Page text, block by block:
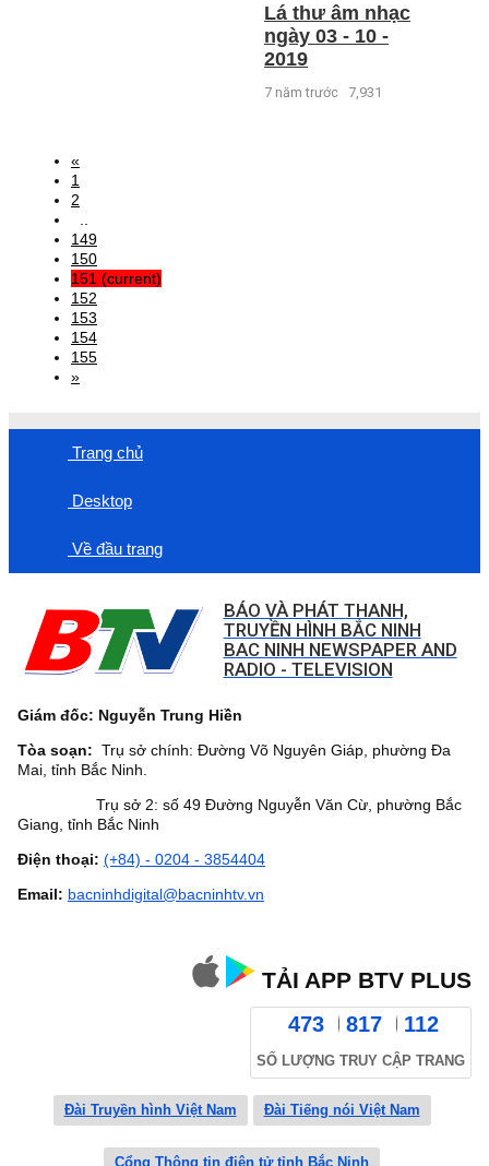
Lá thư âm nhạc
ngày 03 - 10 -
2019
7 năm trước 7,931
«
1
2
149
150
151 (current)
152
153
154
155
»
Trang chủ
Desktop
Về đầu trang
BÁO VÀ PHÁT THANH,
TRUYỀN HÌNH BẮC NINH
BAC NINH NEWSPAPER AND
RADIO - TELEVISION
Giám đốc: Nguyễn Trung Hiền
Tòa soạn: Trụ sở chính: Đường Võ Nguyên Giáp, phường Đa
Mai, tỉnh Bắc Ninh.
Trụ sở 2: số 49 Đường Nguyễn Văn Cừ, phường Bắc
Giang, tỉnh Bắc Ninh
Điện thoại: (+84) - 0204 - 3854404
Email: bacninhdigital@bacninhtv.vn
TẢI APP BTV PLUS
473 817 112
SỐ LƯỢNG TRUY CẬP TRANG
Đài Truyền hình Việt Nam Đài Tiếng nói Việt Nam
Cổng Thông tin điện tử tỉnh Bắc Ninh